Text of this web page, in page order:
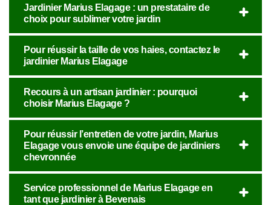
Jardinier Marius Elagage : un prestataire de
choix pour sublimer votre jardin
Pour réussir la taille de vos haies, contactez le
jardinier Marius Elagage
Recours à un artisan jardinier : pourquoi
choisir Marius Elagage ?
Pour réussir l’entretien de votre jardin, Marius
Elagage vous envoie une équipe de jardiniers
chevronnée
Service professionnel de Marius Elagage en
tant que jardinier à Bevenais